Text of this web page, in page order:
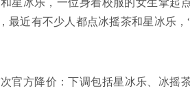
星冰乐，一位身着校服的女生拿起
最近有不少人都点冰摇茶和星冰乐，
官方降价：下调包括星冰乐、冰摇